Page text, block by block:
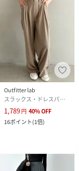
Outfitter lab
スラックス・ドレスパンツ
1,789円 40%OFF
16ポイント(1倍)